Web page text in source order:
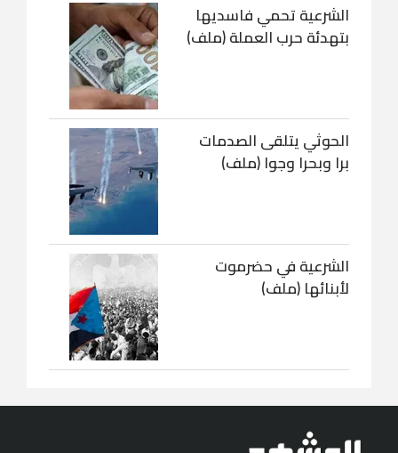
الشرعية تحمي فاسديها
بتهدئة حرب العملة (ملف)
الحوثي يتلقى الصدمات
برا وبحرا وجوا (ملف)
الشرعية في حضرموت
لأبنائها (ملف)